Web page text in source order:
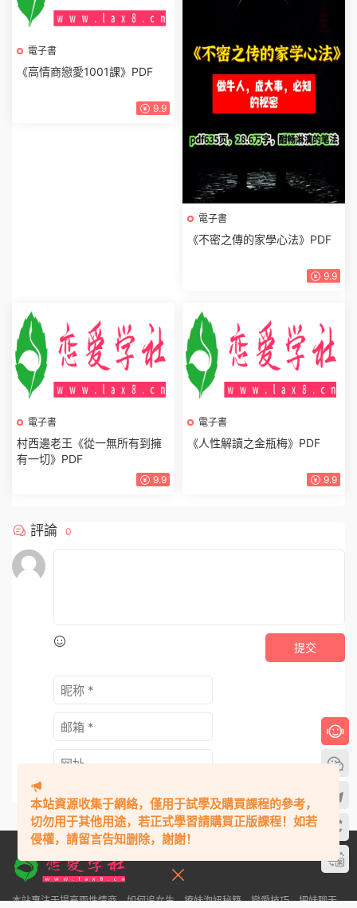
電子書
《高情商戀愛1001課》PDF
9.9
電子書
《不密之傳的家學心法》PDF
9.9
電子書
村西邊老王《從一無所有到擁
有一切》PDF
9.9
電子書
《人性解讀之金瓶梅》PDF
9.9
評論 0
提交
本站專注于提高兩性情商，如何追女生、撩妹泡妞秘籍、戀愛技巧、把妹聊天
本站資源收集于網絡，僅用于試學及購買課程的參考，
切勿用于其他用途，若正式學習請購買正版課程！如若
侵權，請留言告知删除，謝謝！